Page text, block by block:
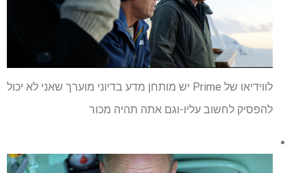
לווידיאו של Prime יש מותחן מדע בדיוני מוערך שאני לא יכול
להפסיק לחשוב עליו-וגם אתה תהיה מכור